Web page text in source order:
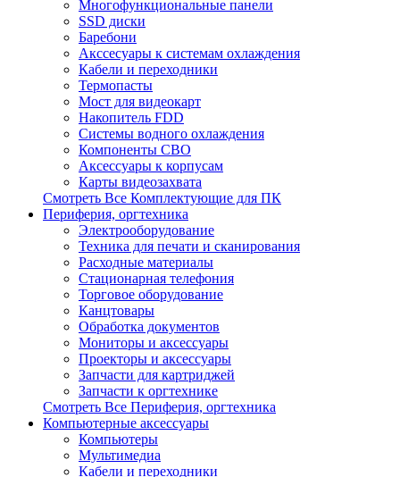
Многофункциональные панели
SSD диски
Баребони
Акссесуары к системам охлаждения
Кабели и переходники
Термопасты
Мост для видеокарт
Накопитель FDD
Системы водного охлаждения
Компоненты СВО
Аксессуары к корпусам
Карты видеозахвата
Смотреть Все Комплектующие для ПК
Периферия, оргтехника
Электрооборудование
Техника для печати и сканирования
Расходные материалы
Стационарная телефония
Торговое оборудование
Канцтовары
Обработка документов
Мониторы и аксессуары
Проекторы и аксессуары
Запчасти для картриджей
Запчасти к оргтехнике
Смотреть Все Периферия, оргтехника
Компьютерные аксессуары
Компьютеры
Мультимедиа
Кабели и переходники